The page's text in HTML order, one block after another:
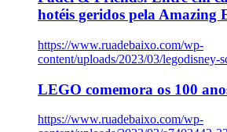
hotéis geridos pela Amazing
https://www.ruadebaixo.com/wp-
content/uploads/2023/03/legodisney-
LEGO comemora os 100
https://www.ruadebaixo.com/wp-